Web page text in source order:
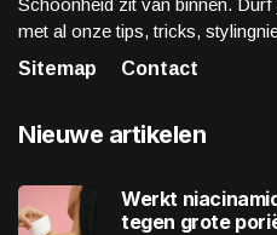
Schoonheid zit van binnen.
met al onze tips, tricks,
Sitemap
Contact
Nieuwe artikelen
Werkt
tegen grote